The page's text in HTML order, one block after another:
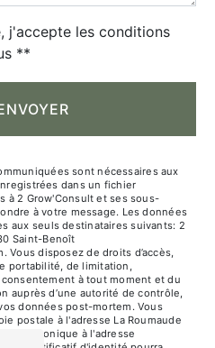
j'accepte les conditions
**
sont nécessaires aux
dans un fichier
à 2 Grow'Consult et ses sous-
à votre message. Les données
aux seuls destinataires suivants: 2
Saint-Benoît
Vous disposez de droits d’accès,
portabilité, de limitation,
à tout moment et du
auprès d’une autorité de contrôle,
données post-mortem. Vous
postale à l'adresse La Roumaude
électronique à l'adresse